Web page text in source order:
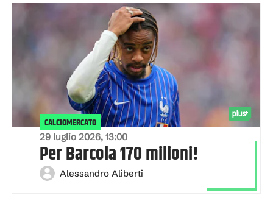
29 luglio 2026, 13:00
CALCIOMERCATO
Per Barcola 170 milioni!
Alessandro Aliberti